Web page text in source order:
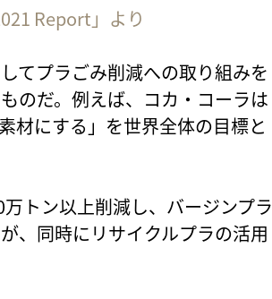
Report」より
てプラごみ削減への取り組みを
のだ。例えば、コカ・コーラは
材にする」を世界全体の目標と
トン以上削減し、バージンプラ
、同時にリサイクルプラの活用